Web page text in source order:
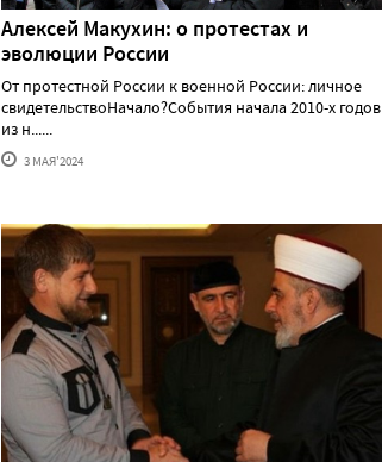
Алексей Макуxин: о протестаx и
эволюции России
От протестной России к военной России: личное
свидетельствоНачало?События начала 2010-х годов
из н......
3 МАЯ'2024